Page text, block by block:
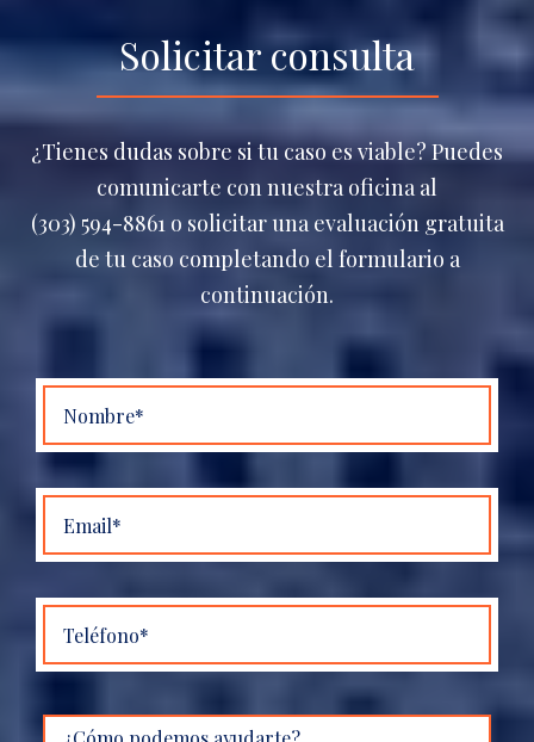
Solicitar consulta
¿Tienes dudas sobre si tu caso es viable? Puedes
comunicarte con nuestra oficina al
(303) 594-8861 o solicitar una evaluación gratuita
de tu caso completando el formulario a
continuación.